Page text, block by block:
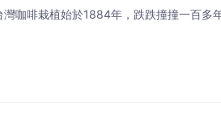
咖啡栽植始於1884年，跌跌撞撞一百多